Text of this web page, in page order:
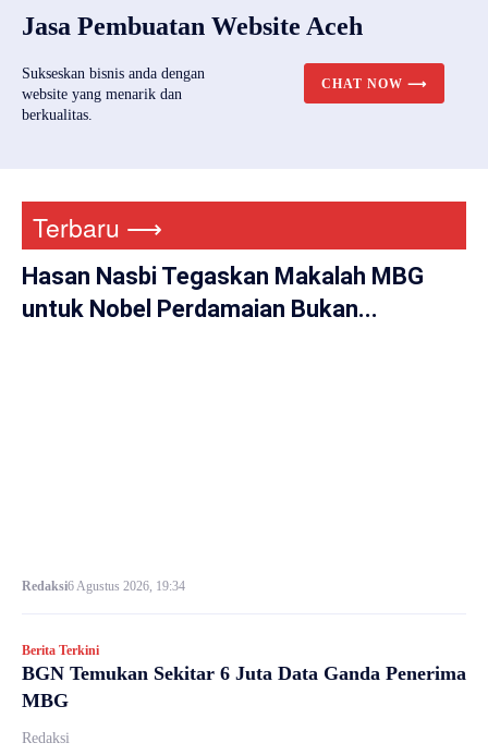
Jasa Pembuatan Website Aceh
Sukseskan bisnis anda dengan
website yang menarik dan
berkualitas.
CHAT NOW ⟶
Terbaru ⟶
Hasan Nasbi Tegaskan Makalah MBG
untuk Nobel Perdamaian Bukan...
Redaksi6 Agustus 2026, 19:34
Berita Terkini
BGN Temukan Sekitar 6 Juta Data Ganda Penerima
MBG
Redaksi